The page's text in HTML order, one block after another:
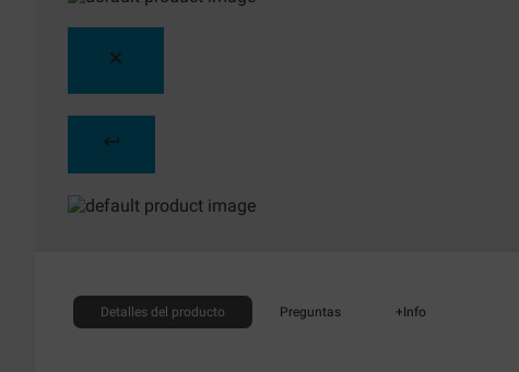
Detalles del producto Preguntas +Info